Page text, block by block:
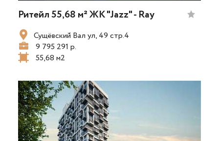
Ритейл 55,68 м² ЖК "Jazz" - Ray
Сущёвский Вал ул, 49 стр.4
9 795 291 р.
55,68 м2